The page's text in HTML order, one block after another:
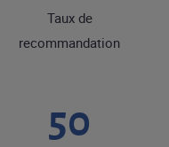
Taux de
recommandation
50